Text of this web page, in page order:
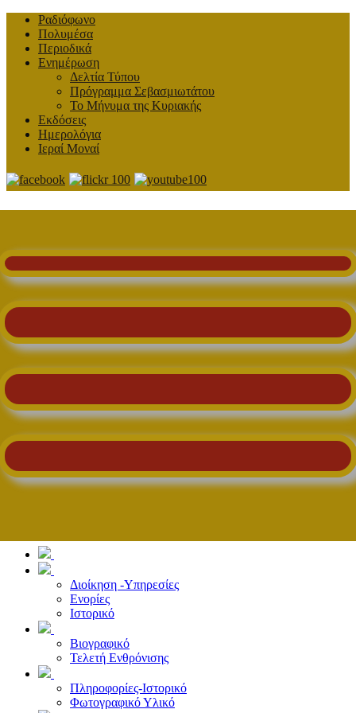
Ραδιόφωνο
Πολυμέσα
Περιοδικά
Ενημέρωση
Δελτία Τύπου
Πρόγραμμα Σεβασμιωτάτου
Το Μήνυμα της Κυριακής
Εκδόσεις
Ημερολόγια
Ιεραί Μοναί
Διοίκηση -Υπηρεσίες
Ενορίες
Ιστορικό
Βιογραφικό
Τελετή Ενθρόνισης
Πληροφορίες-Ιστορικό
Φωτογραφικό Υλικό